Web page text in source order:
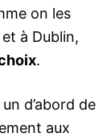
on les
à Dublin,
.
d’abord de
aux